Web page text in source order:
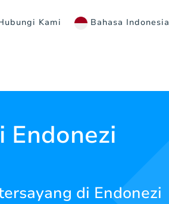
Kami Bahasa Indonesia
Endonezi
di Endonezi